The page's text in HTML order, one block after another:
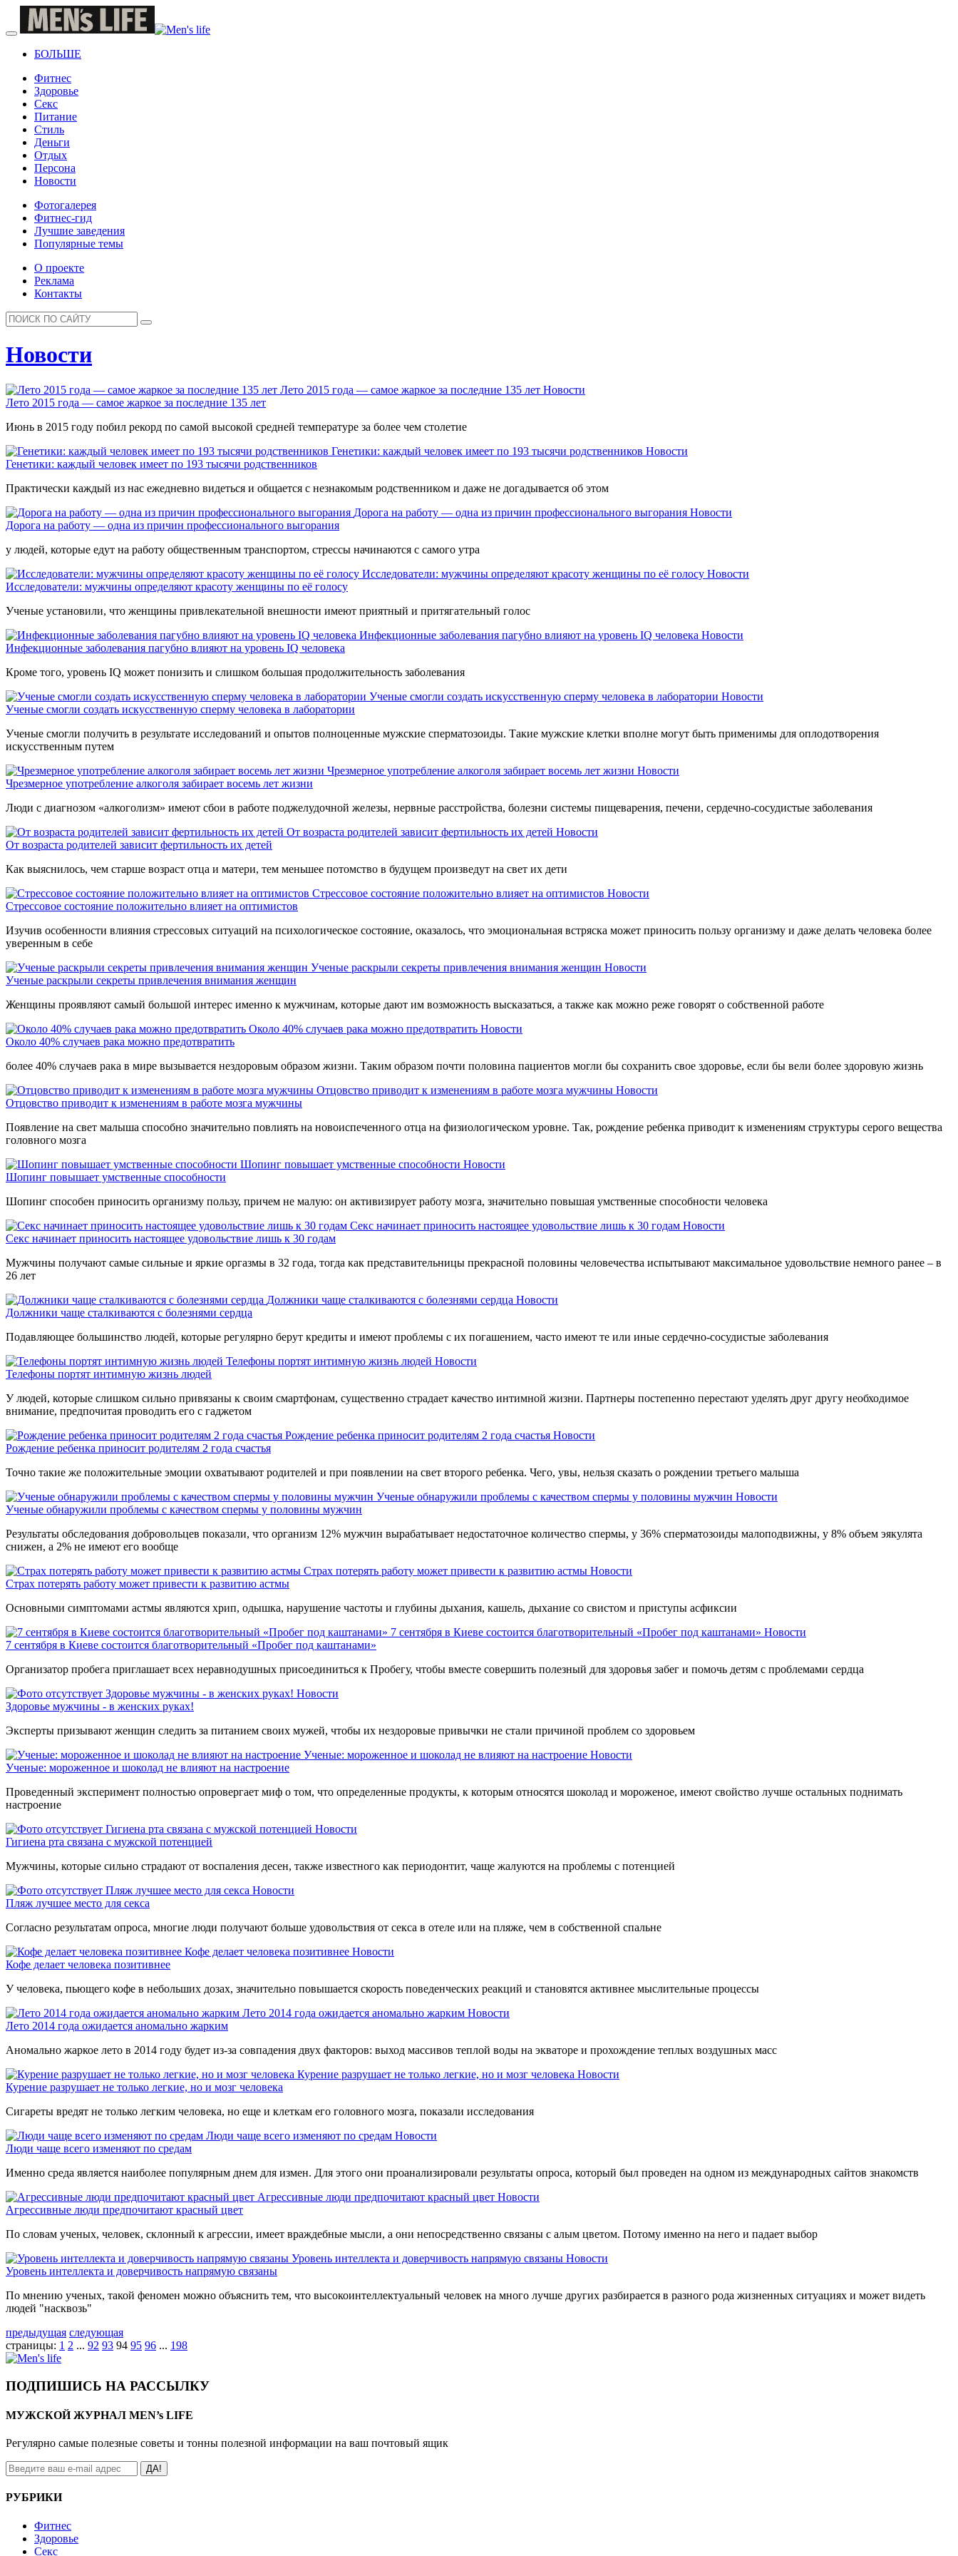
БОЛЬШЕ
Фитнес
Здоровье
Секс
Питание
Стиль
Деньги
Отдых
Персона
Новости
Фотогалерея
Фитнес-гид
Лучшие заведения
Популярные темы
О проекте
Реклама
Контакты
Новости
Лето 2015 года — самое жаркое за последние 135 лет Новости
Лето 2015 года — самое жаркое за последние 135 лет
Июнь в 2015 году побил рекорд по самой высокой средней температуре за более чем столетие
Генетики: каждый человек имеет по 193 тысячи родственников Новости
Генетики: каждый человек имеет по 193 тысячи родственников
Практически каждый из нас ежедневно видеться и общается с незнакомым родственником и даже не догадывается об этом
Дорога на работу — одна из причин профессионального выгорания Новости
Дорога на работу — одна из причин профессионального выгорания
у людей, которые едут на работу общественным транспортом, стрессы начинаются с самого утра
Исследователи: мужчины определяют красоту женщины по её голосу Новости
Исследователи: мужчины определяют красоту женщины по её голосу
Ученые установили, что женщины привлекательной внешности имеют приятный и притягательный голос
Инфекционные заболевания пагубно влияют на уровень IQ человека Новости
Инфекционные заболевания пагубно влияют на уровень IQ человека
Кроме того, уровень IQ может понизить и слишком большая продолжительность заболевания
Ученые смогли создать искусственную сперму человека в лаборатории Новости
Ученые смогли создать искусственную сперму человека в лаборатории
Ученые смогли получить в результате исследований и опытов полноценные мужские сперматозоиды. Такие мужские клетки вполне могут быть применимы для оплодотворения
искусственным путем
Чрезмерное употребление алкоголя забирает восемь лет жизни Новости
Чрезмерное употребление алкоголя забирает восемь лет жизни
Люди с диагнозом «алкоголизм» имеют сбои в работе поджелудочной железы, нервные расстройства, болезни системы пищеварения, печени, сердечно-сосудистые заболевания
От возраста родителей зависит фертильность их детей Новости
От возраста родителей зависит фертильность их детей
Как выяснилось, чем старше возраст отца и матери, тем меньшее потомство в будущем произведут на свет их дети
Стрессовое состояние положительно влияет на оптимистов Новости
Стрессовое состояние положительно влияет на оптимистов
Изучив особенности влияния стрессовых ситуаций на психологическое состояние, оказалось, что эмоциональная встряска может приносить пользу организму и даже делать человека более
уверенным в себе
Ученые раскрыли секреты привлечения внимания женщин Новости
Ученые раскрыли секреты привлечения внимания женщин
Женщины проявляют самый большой интерес именно к мужчинам, которые дают им возможность высказаться, а также как можно реже говорят о собственной работе
Около 40% случаев рака можно предотвратить Новости
Около 40% случаев рака можно предотвратить
более 40% случаев рака в мире вызывается нездоровым образом жизни. Таким образом почти половина пациентов могли бы сохранить свое здоровье, если бы вели более здоровую жизнь
Отцовство приводит к изменениям в работе мозга мужчины Новости
Отцовство приводит к изменениям в работе мозга мужчины
Появление на свет малыша способно значительно повлиять на новоиспеченного отца на физиологическом уровне. Так, рождение ребенка приводит к изменениям структуры серого вещества
головного мозга
Шопинг повышает умственные способности Новости
Шопинг повышает умственные способности
Шопинг способен приносить организму пользу, причем не малую: он активизирует работу мозга, значительно повышая умственные способности человека
Секс начинает приносить настоящее удовольствие лишь к 30 годам Новости
Секс начинает приносить настоящее удовольствие лишь к 30 годам
Мужчины получают самые сильные и яркие оргазмы в 32 года, тогда как представительницы прекрасной половины человечества испытывают максимальное удовольствие немного ранее – в
26 лет
Должники чаще сталкиваются с болезнями сердца Новости
Должники чаще сталкиваются с болезнями сердца
Подавляющее большинство людей, которые регулярно берут кредиты и имеют проблемы с их погашением, часто имеют те или иные сердечно-сосудистые заболевания
Телефоны портят интимную жизнь людей Новости
Телефоны портят интимную жизнь людей
У людей, которые слишком сильно привязаны к своим смартфонам, существенно страдает качество интимной жизни. Партнеры постепенно перестают уделять друг другу необходимое
внимание, предпочитая проводить его с гаджетом
Рождение ребенка приносит родителям 2 года счастья Новости
Рождение ребенка приносит родителям 2 года счастья
Точно такие же положительные эмоции охватывают родителей и при появлении на свет второго ребенка. Чего, увы, нельзя сказать о рождении третьего малыша
Ученые обнаружили проблемы с качеством спермы у половины мужчин Новости
Ученые обнаружили проблемы с качеством спермы у половины мужчин
Результаты обследования добровольцев показали, что организм 12% мужчин вырабатывает недостаточное количество спермы, у 36% сперматозоиды малоподвижны, у 8% объем эякулята
снижен, а 2% не имеют его вообще
Страх потерять работу может привести к развитию астмы Новости
Страх потерять работу может привести к развитию астмы
Основными симптомами астмы являются хрип, одышка, нарушение частоты и глубины дыхания, кашель, дыхание со свистом и приступы асфиксии
7 сентября в Киеве состоится благотворительный «Пробег под каштанами» Новости
7 сентября в Киеве состоится благотворительный «Пробег под каштанами»
Организатор пробега приглашает всех неравнодушных присоединиться к Пробегу, чтобы вместе совершить полезный для здоровья забег и помочь детям с проблемами сердца
Здоровье мужчины - в женских руках! Новости
Здоровье мужчины - в женских руках!
Эксперты призывают женщин следить за питанием своих мужей, чтобы их нездоровые привычки не стали причиной проблем со здоровьем
Ученые: мороженное и шоколад не влияют на настроение Новости
Ученые: мороженное и шоколад не влияют на настроение
Проведенный эксперимент полностью опровергает миф о том, что определенные продукты, к которым относятся шоколад и мороженое, имеют свойство лучше остальных поднимать
настроение
Гигиена рта связана с мужской потенцией Новости
Гигиена рта связана с мужской потенцией
Мужчины, которые сильно страдают от воспаления десен, также известного как периодонтит, чаще жалуются на проблемы с потенцией
Пляж лучшее место для секса Новости
Пляж лучшее место для секса
Согласно результатам опроса, многие люди получают больше удовольствия от секса в отеле или на пляже, чем в собственной спальне
Кофе делает человека позитивнее Новости
Кофе делает человека позитивнее
У человека, пьющего кофе в небольших дозах, значительно повышается скорость поведенческих реакций и становятся активнее мыслительные процессы
Лето 2014 года ожидается аномально жарким Новости
Лето 2014 года ожидается аномально жарким
Аномально жаркое лето в 2014 году будет из-за совпадения двух факторов: выход массивов теплой воды на экваторе и прохождение теплых воздушных масс
Курение разрушает не только легкие, но и мозг человека Новости
Курение разрушает не только легкие, но и мозг человека
Сигареты вредят не только легким человека, но еще и клеткам его головного мозга, показали исследования
Люди чаще всего изменяют по средам Новости
Люди чаще всего изменяют по средам
Именно среда является наиболее популярным днем для измен. Для этого они проанализировали результаты опроса, который был проведен на одном из международных сайтов знакомств
Агрессивные люди предпочитают красный цвет Новости
Агрессивные люди предпочитают красный цвет
По словам ученых, человек, склонный к агрессии, имеет враждебные мысли, а они непосредственно связаны с алым цветом. Потому именно на него и падает выбор
Уровень интеллекта и доверчивость напрямую связаны Новости
Уровень интеллекта и доверчивость напрямую связаны
По мнению ученых, такой феномен можно объяснить тем, что высокоинтеллектуальный человек на много лучше других разбирается в разного рода жизненных ситуациях и может видеть
людей "насквозь"
предыдущая следующая
страницы: 1 2 ... 92 93 94 95 96 ... 198
ПОДПИШИСЬ НА РАССЫЛКУ
МУЖСКОЙ ЖУРНАЛ MEN’s LIFE
Регулярно самые полезные советы и тонны полезной информации на ваш почтовый ящик
ДА!
РУБРИКИ
Фитнес
Здоровье
Секс